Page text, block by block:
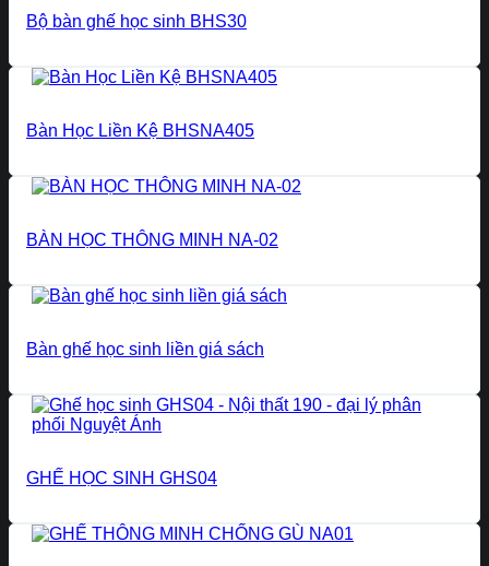
Bộ bàn ghế học sinh BHS30
Bàn Học Liền Kệ BHSNA405
BÀN HỌC THÔNG MINH NA-02
Bàn ghế học sinh liền giá sách
GHẾ HỌC SINH GHS04